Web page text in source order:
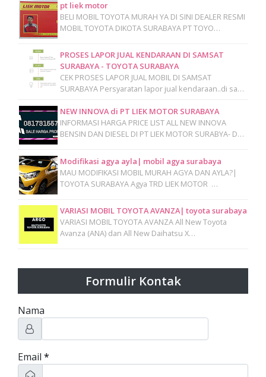
pt liek motor
BELI MOBIL TOYOTA MURAH YA DI SINI DEALER RESMI
MOBIL TOYOTA DIKOTA SURABAYA PT TOYO…
PROSES LAPOR JUAL KENDARAAN DI SAMSAT
SURABAYA - TOYOTA SURABAYA
CEK PROSES LAPOR JUAL MOBIL DI SAMSAT
SURABAYA Persyaratan lapor jual kendaraan..di sa…
NEW INNOVA di PT LIEK MOTOR SURABAYA
INFORMASI HARGA PRICE LIST ALL NEW INNOVA
BENSIN DAN DIESEL DI PT LIEK MOTOR SURABYA- D…
Modifikasi agya ayla| mobil agya surabaya
MAU MODIFIKASI MOBIL MURAH AGYA DAN AYLA?|
TOYOTA SURABAYA Agya TRD LIEK MOTOR …
VARIASI MOBIL TOYOTA AVANZA| toyota surabaya
VARIASI MOBIL TOYOTA AVANZA All New Toyota
Avanza (ANA) dan All New Daihatsu X…
Formulir Kontak
Nama
Email *